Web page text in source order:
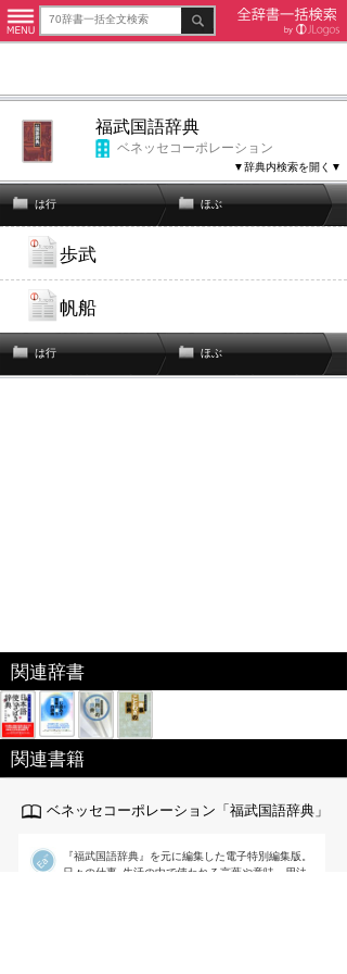
福武国語辞典
ベネッセコーポレーション
▼辞典内検索を開く▼
は行 ほぶ
歩武
帆船
は行 ほぶ
関連辞書
関連書籍
ベネッセコーポレーション「福武国語辞典」
『福武国語辞典』を元に編集した電子特別編集版。
日々の仕事･生活の中で使われる言葉や意味、用法